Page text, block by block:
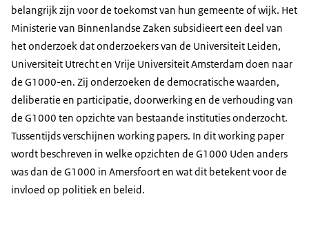
belangrijk zijn voor de toekomst van hun gemeente of wijk. Het
Ministerie van Binnenlandse Zaken subsidieert een deel van
het onderzoek dat onderzoekers van de Universiteit Leiden,
Universiteit Utrecht en Vrije Universiteit Amsterdam doen naar
de G1000-en. Zij onderzoeken de democratische waarden,
deliberatie en participatie, doorwerking en de verhouding van
de G1000 ten opzichte van bestaande instituties onderzocht.
Tussentijds verschijnen working papers. In ditworking paper
wordt beschreven in welke opzichten de G1000 Uden anders
was dan de G1000 in Amersfoort en wat dit betekent voor de
invloed op politiek en beleid.